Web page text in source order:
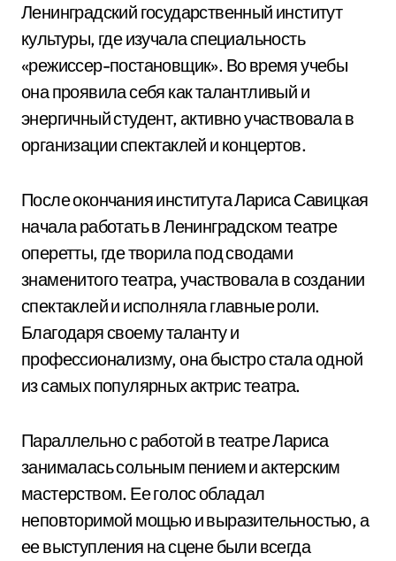
Ленинградский государственный институт
культуры, где изучала специальность
«режиссер-постановщик». Во время учебы
она проявила себя как талантливый и
энергичный студент, активно участвовала в
организации спектаклей и концертов.
После окончания института Лариса Савицкая
начала работать в Ленинградском театре
оперетты, где творила под сводами
знаменитого театра, участвовала в создании
спектаклей и исполняла главные роли.
Благодаря своему таланту и
профессионализму, она быстро стала одной
из самых популярных актрис театра.
Параллельно с работой в театре Лариса
занималась сольным пением и актерским
мастерством. Ее голос обладал
неповторимой мощью и выразительностью, а
ее выступления на сцене были всегда